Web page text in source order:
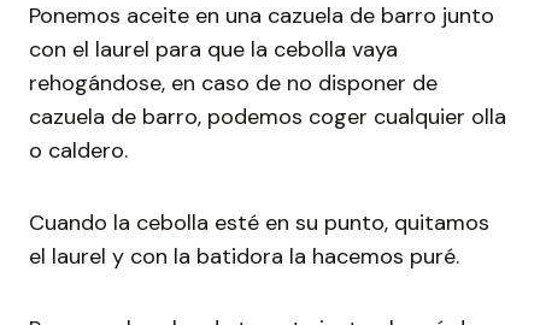
Ponemos aceite en una cazuela de barro junto
con el laurel para que la cebolla vaya
rehogándose, en caso de no disponer de
cazuela de barro, podemos coger cualquier olla
o caldero.
Cuando la cebolla esté en su punto, quitamos
el laurel y con la batidora la hacemos puré.